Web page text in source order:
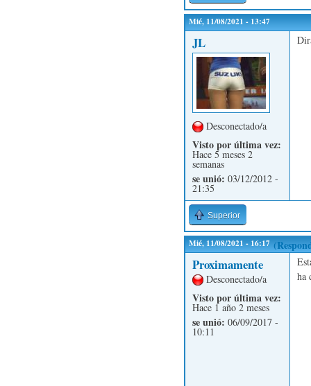
Mié, 11/08/2021 - 13:47
JL
Desconectado/a
Visto por última vez:
Hace 5 meses 2
semanas
se unió: 03/12/2012 -
21:35
Superior
Mié, 11/08/2021 - 16:17
Proximamente
Desconectado/a
Visto por última vez:
Hace 1 año 2 meses
se unió: 06/09/2017 -
10:11
ha